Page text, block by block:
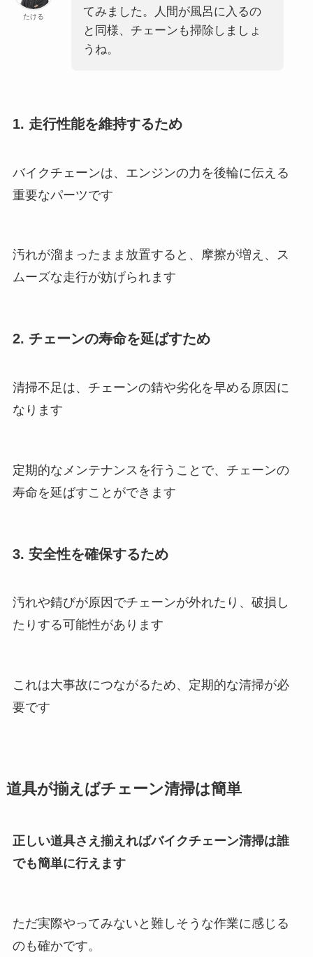
たける
てみました。人間が風呂に入るの
と同様、チェーンも掃除しましょ
うね。
1. 走行性能を維持するため
バイクチェーンは、エンジンの力を後輪に伝える
重要なパーツです
汚れが溜まったまま放置すると、摩擦が増え、ス
ムーズな走行が妨げられます
2. チェーンの寿命を延ばすため
清掃不足は、チェーンの錆や劣化を早める原因に
なります
定期的なメンテナンスを行うことで、チェーンの
寿命を延ばすことができます
3. 安全性を確保するため
汚れや錆びが原因でチェーンが外れたり、破損し
たりする可能性があります
これは大事故につながるため、定期的な清掃が必
要です
道具が揃えばチェーン清掃は簡単
正しい道具さえ揃えればバイクチェーン清掃は誰
でも簡単に行えます
ただ実際やってみないと難しそうな作業に感じる
のも確かです。